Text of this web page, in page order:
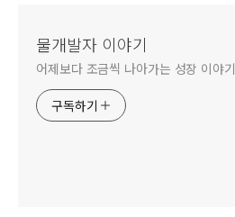
물개발자 이야기
어제보다 조금씩 나아가는 성장 이야기
구독하기